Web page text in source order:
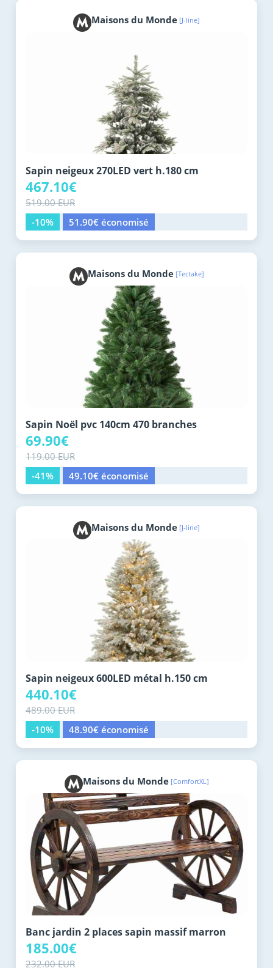
Maisons du Monde [J-line]
Sapin neigeux 270LED vert h.180 cm
467.10€
519.00 EUR
-10%
51.90€ économisé
Maisons du Monde [Tectake]
Sapin Noël pvc 140cm 470 branches
69.90€
119.00 EUR
-41%
49.10€ économisé
Maisons du Monde [J-line]
Sapin neigeux 600LED métal h.150 cm
440.10€
489.00 EUR
-10%
48.90€ économisé
Maisons du Monde [ComfortXL]
Banc jardin 2 places sapin massif marron
185.00€
232.00 EUR